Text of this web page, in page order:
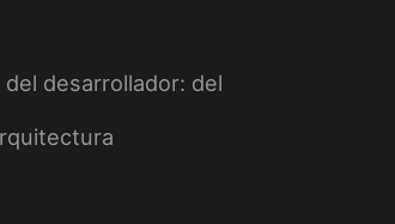
desarrollador: del